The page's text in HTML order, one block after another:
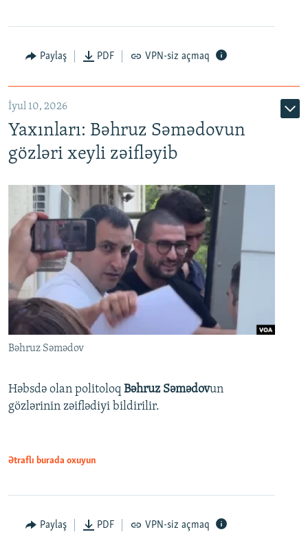
Paylaş PDF VPN-siz açmaq
İyul 10, 2026
Yaxınları: Bəhruz Səmədovun
gözləri xeyli zəifləyib
Bəhruz Səmədov
Həbsdə olan politoloq Bəhruz Səmədovun
gözlərinin zəiflədiyi bildirilir.
Ətraflı burada oxuyun
Paylaş PDF VPN-siz açmaq